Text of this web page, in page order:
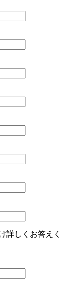
詳しくお答えく